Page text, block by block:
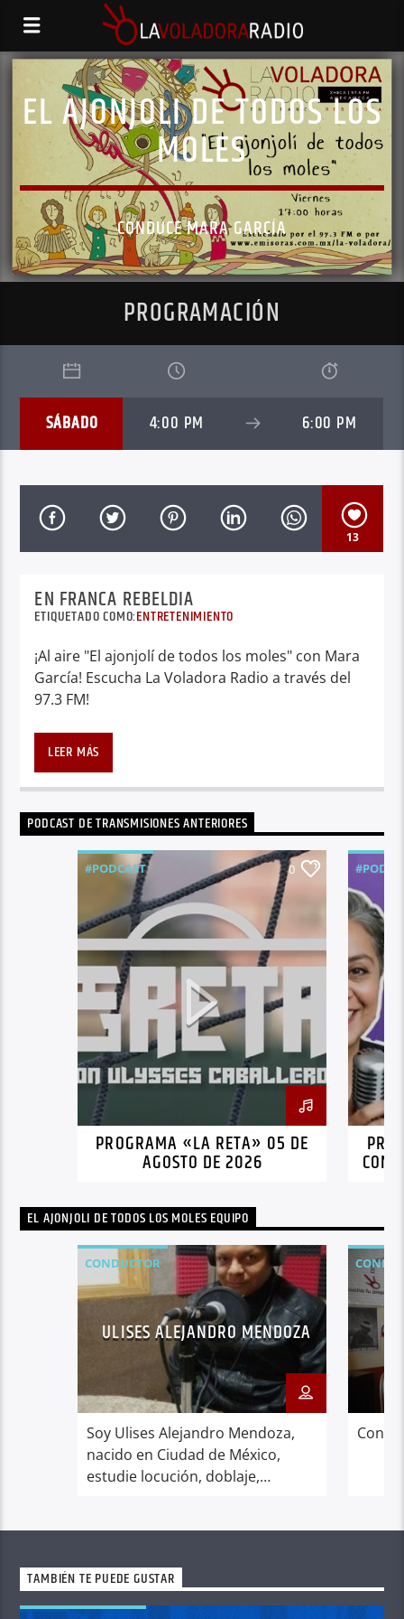
EL AJONJOLI DE TODOS LOS
MOLES
CONDUCE MARA GARCÍA
PROGRAMACIÓN
SÁBADO 4:00 PM 6:00 PM
13
EN FRANCA REBELDIA
ETIQUETADO COMO:ENTRETENIMIENTO
¡Al aire "El ajonjolí de todos los moles" con Mara
García! Escucha La Voladora Radio a través del
97.3 FM!
LEER MÁS
PODCAST DE TRANSMISIONES ANTERIORES
#PODCAST 0
PROGRAMA «LA RETA» 05 DE
AGOSTO DE 2026 CON
EL AJONJOLI DE TODOS LOS MOLES EQUIPO
CONDUCTOR
ULISES ALEJANDRO MENDOZA
Soy Ulises Alejandro Mendoza,
nacido en Ciudad de México,
estudie locución, doblaje,
juegos, cine, buena tv, anime,
tecnología, mercadotecnia y el
lado sobrenatural. Conductor
TAMBIÉN TE PUEDE GUSTAR